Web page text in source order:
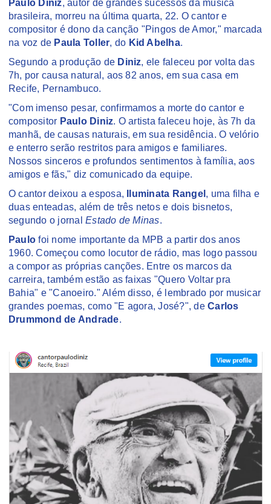
Paulo Diniz, autor de grandes sucessos da música
brasileira, morreu na última quarta, 22. O cantor e
compositor é dono da canção "Pingos de Amor," marcada
na voz de Paula Toller, do Kid Abelha.
Segundo a produção de Diniz, ele faleceu por volta das
7h, por causa natural, aos 82 anos, em sua casa em
Recife, Pernambuco.
"Com imenso pesar, confirmamos a morte do cantor e
compositor Paulo Diniz. O artista faleceu hoje, às 7h da
manhã, de causas naturais, em sua residência. O velório
e enterro serão restritos para amigos e familiares.
Nossos sinceros e profundos sentimentos à família, aos
amigos e fãs," diz comunicado da equipe.
O cantor deixou a esposa,
Iluminata Rangel , uma filha e
duas enteadas, além de três netos e dois bisnetos,
segundo o jornalEstado de Minas.
Paulo foi nome importante da MPB a partir dos anos
1960. Começou como locutor de rádio, mas logo passou
a compor as próprias canções. Entre os marcos da
carreira, também estão as faixas "Quero Voltar pra
Bahia" e "Canoeiro." Além disso, é lembrado por musicar
grandes poemas, como "E agora, José?", deCarlos
Drummond de Andrade.